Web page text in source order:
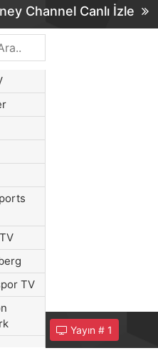
Channel Canlı İzle
TV
Yayın # 1